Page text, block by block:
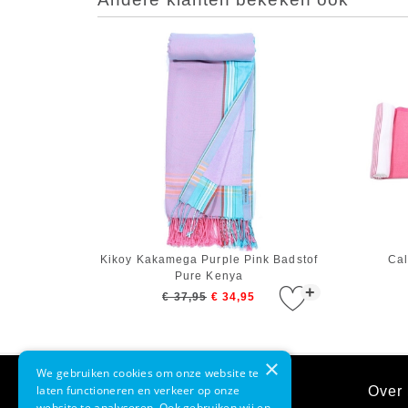
+
Kikoy Kakamega Purple Pink Badstof
Pure Kenya
€ 37,95 € 34,95
Klantenservice Over
×
We gebruiken cookies om onze website te
laten functioneren en verkeer op onze